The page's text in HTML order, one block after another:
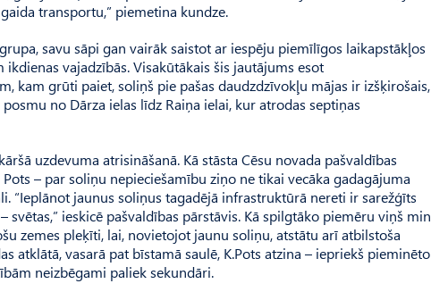
transportu,” piemetina kundze.
savu sāpi gan vairāk saistot ar iespēju piemīlīgos laikapstākļos
vajadzībās. Visakūtākais šis jautājums esot
kam grūti paiet, soliņš pie pašas daudzdzīvokļu mājas ir izšķirošais,
no Dārza ielas līdz Raiņa ielai, kur atrodas septiņas
uzdevuma atrisināšanā. Kā stāsta Cēsu novada pašvaldības
– par soliņu nepieciešamību ziņo ne tikai vecāka gadagājuma
“Ieplānot jaunus soliņus tagadējā infrastruktūrā nereti ir sarežģīts
ieskicē pašvaldības pārstāvis. Kā spilgtāko piemēru viņš min
zemes pleķīti, lai, novietojot jaunu soliņu, atstātu arī atbilstoša
atklātā, vasarā pat bīstamā saulē, K.Pots atzina – iepriekš pieminēto
neizbēgami paliek sekundāri.